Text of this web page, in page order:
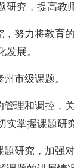
研究，提高教
，努力将教育
发展。
市级课题。
管理和调控，
掌握课题研
研究，加强